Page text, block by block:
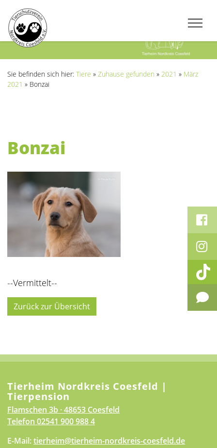
Sie befinden sich hier: Tiere » Zuhause gefunden » 2021 » März
2021 » Bonzai
Bonzai
--Vermittelt--
Zurück zur Übersicht
Tierheim Nordkreis Coesfeld |
Tierpension
Flamschen 3b · 48653 Coesfeld
Telefon 02541 900 988 4
E-Mail:tierheim@tierheim-nordkreis-coesfeld.de